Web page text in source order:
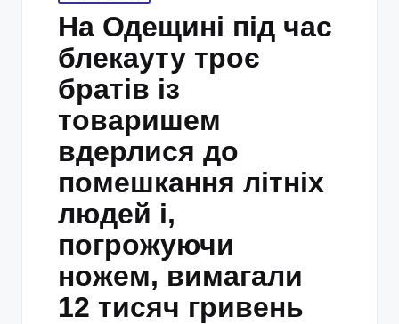
in
На Одещині під час
блекауту троє
братів із
товаришем
вдерлися до
помешкання літніх
людей і,
погрожуючи
ножем, вимагали
12 тисяч гривень